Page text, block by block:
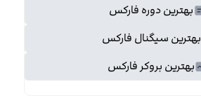
بهترین دوره فارکس
بهترین سیگنال فارکس
بهترین بروکر فارکس